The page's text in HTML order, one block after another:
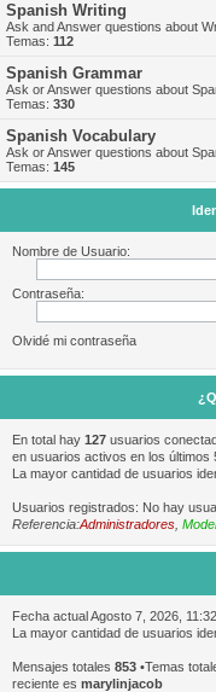
Spanish Writing
Ask and Answer questions about
Temas: 112
Spanish Grammar
Ask or Answer questions about
Temas: 330
Spanish Vocabulary
Ask or Answer questions about
Temas: 145
Nombre de Usuario:
Contraseña:
Olvidé mi contraseña
En total hay 127 usuarios
en usuarios activos en los últimos
La mayor cantidad de usuarios
Usuarios registrados: No hay
Referencia:Administradores
Fecha actual Agosto 7, 2026,
La mayor cantidad de usuarios
Mensajes totales 853 •Temas
reciente es marylinjacob